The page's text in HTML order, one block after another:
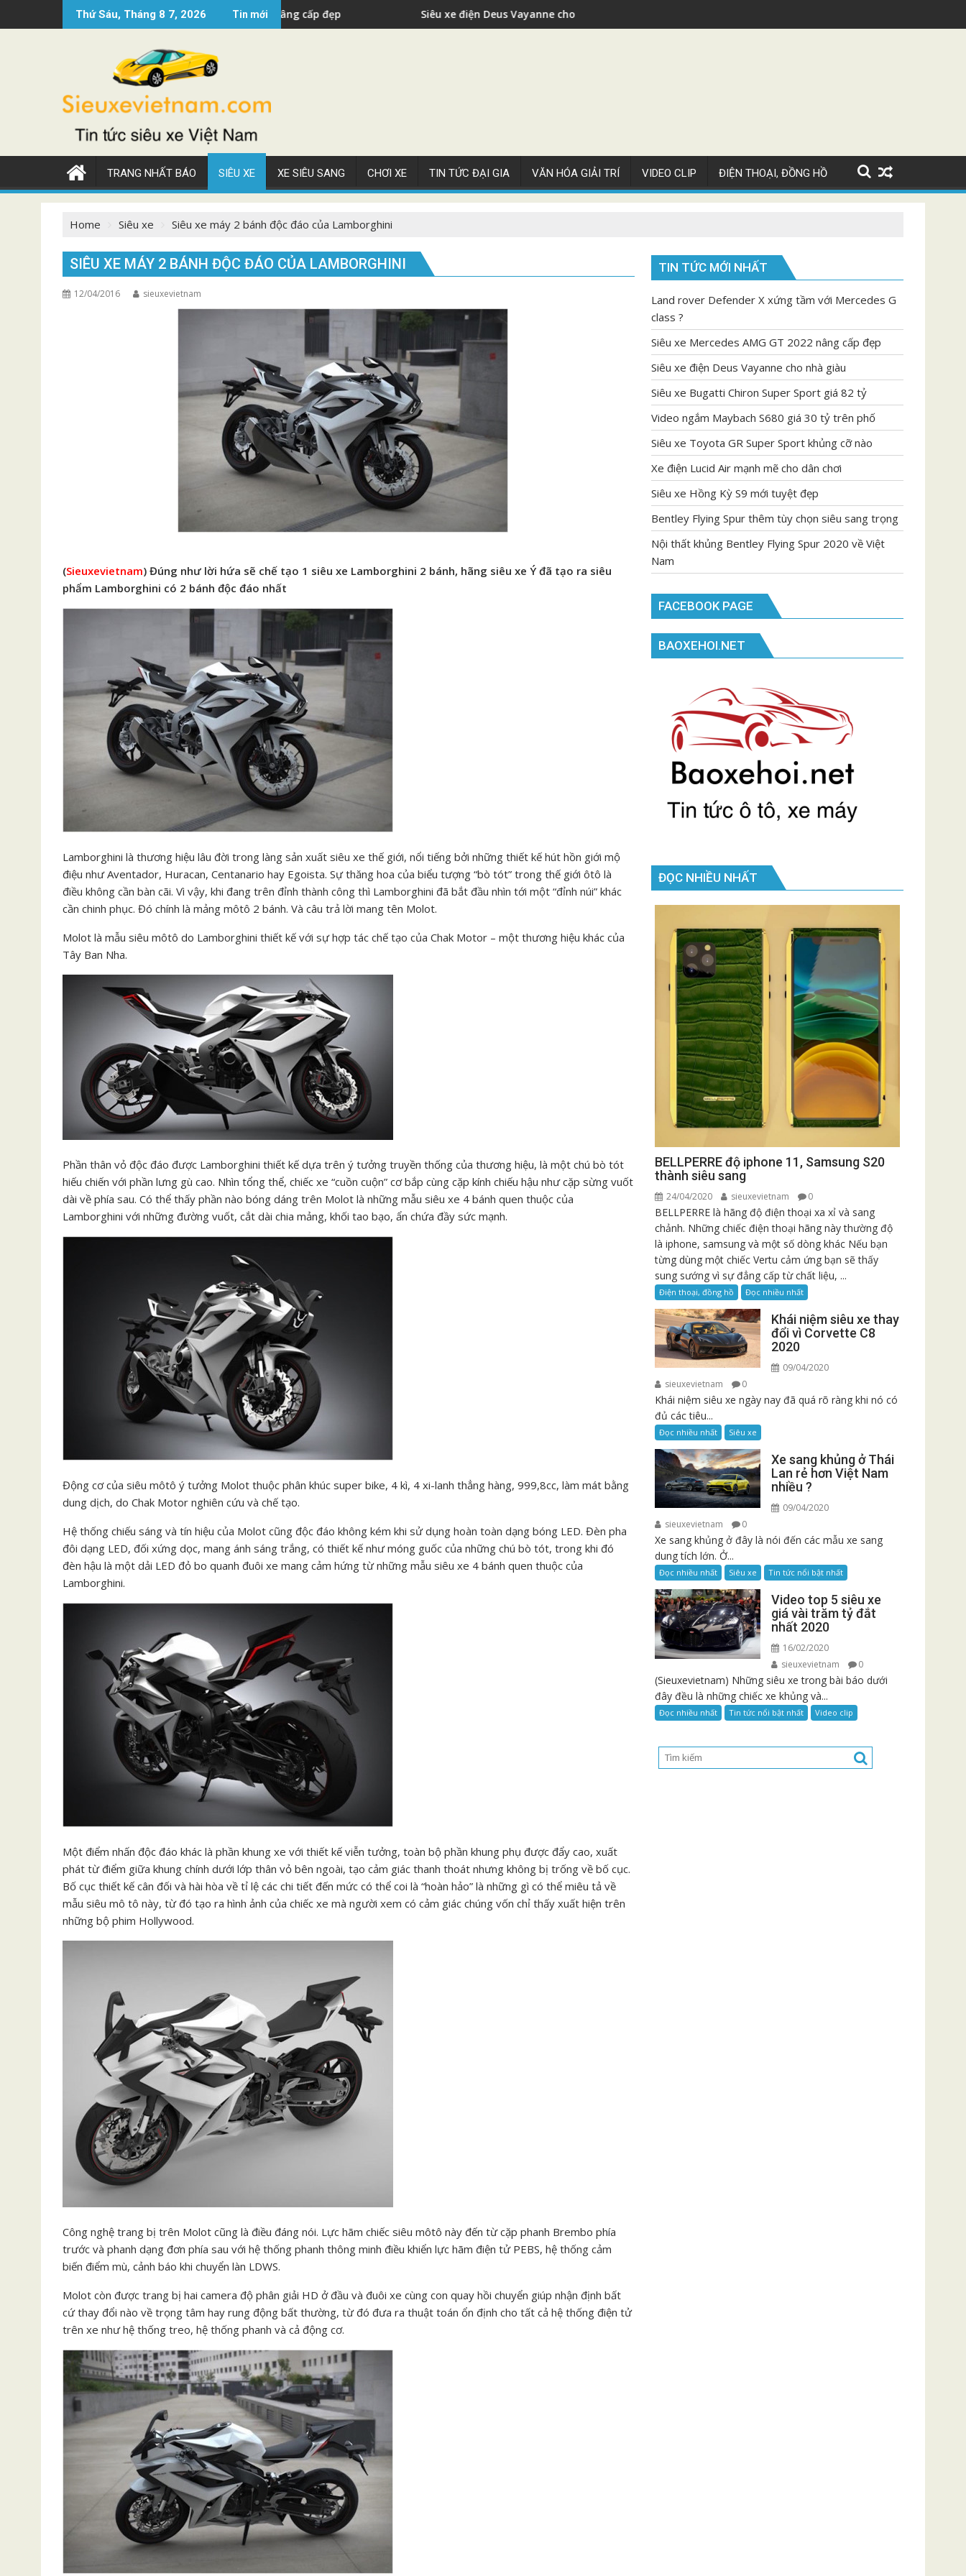
to
Thứ Sáu, Tháng 8 7, 2026 Tin mới
xe Mercedes AMG GT 2022 nâng cấp đẹp Siêu xe điện Deus Vayanne cho nhà giàu
TRANG NHẤT BÁO SIÊU XE XE SIÊU SANG CHƠI XE TIN TỨC ĐẠI GIA VĂN HÓA GIẢI TRÍ VIDEO CLIP ĐIỆN THOẠI, ĐỒNG HỒ
Home Siêu xe Siêu xe máy 2 bánh độc đáo của Lamborghini
SIÊU XE MÁY 2 BÁNH ĐỘC ĐÁO CỦA LAMBORGHINI
12/04/2016 sieuxevietnam
(Sieuxevietnam) Đúng như lời hứa sẽ chế tạo 1 siêu xe Lamborghini 2 bánh, hãng siêu xe Ý đã tạo ra siêu
phẩm Lamborghini có 2 bánh độc đáo nhất
Lamborghini là thương hiệu lâu đời trong làng sản xuất siêu xe thế giới, nổi tiếng bởi những thiết kế hút hồn giới mộ
điệu như Aventador, Huracan, Centanario hay Egoista. Sự thăng hoa của biểu tượng “bò tót” trong thế giới ôtô là
điều không cần bàn cãi. Vì vậy, khi đang trên đỉnh thành công thì Lamborghini đã bắt đầu nhìn tới một “đỉnh núi” khác
cần chinh phục. Đó chính là mảng môtô 2 bánh. Và câu trả lời mang tên Molot.
Molot là mẫu siêu môtô do Lamborghini thiết kế với sự hợp tác chế tạo của Chak Motor – một thương hiệu khác của
Tây Ban Nha.
Phần thân vỏ độc đáo được Lamborghini thiết kế dựa trên ý tưởng truyền thống của thương hiệu, là một chú bò tót
hiếu chiến với phần lưng gù cao. Nhìn tổng thể, chiếc xe “cuồn cuộn” cơ bắp cùng cặp kính chiếu hậu như cặp sừng vuốt
dài về phía sau. Có thể thấy phần nào bóng dáng trên Molot là những mẫu siêu xe 4 bánh quen thuộc của
Lamborghini với những đường vuốt, cắt dài chia mảng, khối tao bạo, ẩn chứa đầy sức mạnh.
Động cơ của siêu môtô ý tưởng Molot thuộc phân khúc super bike, 4 kì, 4 xi-lanh thẳng hàng, 999,8cc, làm mát bằng
dung dịch, do Chak Motor nghiên cứu và chế tạo.
Hệ thống chiếu sáng và tín hiệu của Molot cũng độc đáo không kém khi sử dụng hoàn toàn dạng bóng LED. Đèn pha
đôi dạng LED, đối xứng dọc, mang ánh sáng trắng, có thiết kế như móng guốc của những chú bò tót, trong khi đó
đèn hậu là một dải LED đỏ bo quanh đuôi xe mang cảm hứng từ những mẫu siêu xe 4 bánh quen thuộc của
Lamborghini.
Một điểm nhấn độc đáo khác là phần khung xe với thiết kế viễn tưởng, toàn bộ phần khung phụ được đẩy cao, xuất
phát từ điểm giữa khung chính dưới lớp thân vỏ bên ngoài, tạo cảm giác thanh thoát nhưng không bị trống về bố cục.
Bố cục thiết kế cân đối và hài hòa về tỉ lệ các chi tiết đến mức có thể coi là “hoàn hảo” là những gì có thể miêu tả về
mẫu siêu mô tô này, từ đó tạo ra hình ảnh của chiếc xe mà người xem có cảm giác chúng vốn chỉ thấy xuất hiện trên
những bộ phim Hollywood.
Công nghệ trang bị trên Molot cũng là điều đáng nói. Lực hãm chiếc siêu môtô này đến từ cặp phanh Brembo phía
trước và phanh dạng đơn phía sau với hệ thống phanh thông minh điều khiển lực hãm điện tử PEBS, hệ thống cảm
biến điểm mù, cảnh báo khi chuyển làn LDWS.
Molot còn được trang bị hai camera độ phân giải HD ở đầu và đuôi xe cùng con quay hồi chuyển giúp nhận định bất
cứ thay đổi nào về trọng tâm hay rung động bất thường, từ đó đưa ra thuật toán ổn định cho tất cả hệ thống điện tử
trên xe như hệ thống treo, hệ thống phanh và cả động cơ.
TIN TỨC MỚI NHẤT
Land rover Defender X xứng tầm với Mercedes G
class ?
Siêu xe Mercedes AMG GT 2022 nâng cấp đẹp
Siêu xe điện Deus Vayanne cho nhà giàu
Siêu xe Bugatti Chiron Super Sport giá 82 tỷ
Video ngắm Maybach S680 giá 30 tỷ trên phố
Siêu xe Toyota GR Super Sport khủng cỡ nào
Xe điện Lucid Air mạnh mẽ cho dân chơi
Siêu xe Hồng Kỳ S9 mới tuyệt đẹp
Bentley Flying Spur thêm tùy chọn siêu sang trọng
Nội thất khủng Bentley Flying Spur 2020 về Việt
Nam
FACEBOOK PAGE
BAOXEHOI.NET
ĐỌC NHIỀU NHẤT
BELLPERRE độ iphone 11, Samsung S20
thành siêu sang
24/04/2020 sieuxevietnam 0
BELLPERRE là hãng độ điện thoại xa xỉ và sang
chảnh. Những chiếc điện thoại hãng này thường độ
là iphone, samsung và một số dòng khác Nếu bạn
từng dùng một chiếc Vertu cảm ứng bạn sẽ thấy
sung sướng vì sự đẳng cấp từ chất liệu, ...
Điện thoại, đồng hồ Đọc nhiều nhất
Khái niệm siêu xe thay
đổi vì Corvette C8
2020
09/04/2020
sieuxevietnam
0
Khái niệm siêu xe ngày nay đã quá rõ ràng khi nó có
đủ các tiêu...
Đọc nhiều nhất Siêu xe
Xe sang khủng ở Thái
Lan rẻ hơn Việt Nam
nhiều ?
09/04/2020
sieuxevietnam
0
Xe sang khủng ở đây là nói đến các mẫu xe sang
dung tích lớn. Ở...
Đọc nhiều nhất Siêu xe Tin tức nổi bật nhất
Video top 5 siêu xe
giá vài trăm tỷ đắt
nhất 2020
16/02/2020
sieuxevietnam
0
(Sieuxevietnam) Những siêu xe trong bài báo dưới
đây đều là những chiếc xe khủng và...
Đọc nhiều nhất Tin tức nổi bật nhất Video clip